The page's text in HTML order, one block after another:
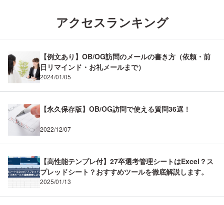
アクセスランキング
【例文あり】OB/OG訪問のメールの書き方（依頼・前
日リマインド・お礼メールまで）
2024/01/05
【永久保存版】OB/OG訪問で使える質問36選！
2022/12/07
【高性能テンプレ付】27卒選考管理シートはExcel？ス
プレッドシート？おすすめツールを徹底解説します。
2025/01/13